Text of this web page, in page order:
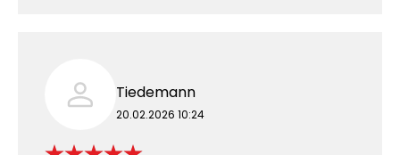
Tiedemann
20.02.2026 10:24